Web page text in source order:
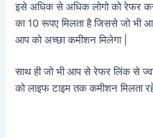
इसे अधिक से अधिक लोगो को रेफर
का 10 रूपए मिलता है जिससे जो भी
आप को अच्छा कमीशन मिलेगा |
साथ ही जो भी आप से रेफर लिंक से
को लाइफ टाइम तक कमीशन मिलता